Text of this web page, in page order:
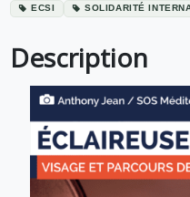
ECSI SOLIDARITÉ
Description